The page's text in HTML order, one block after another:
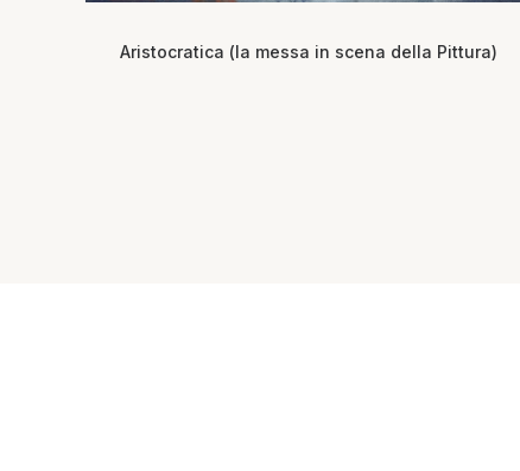
Aristocratica (la messa in scena della Pittura)